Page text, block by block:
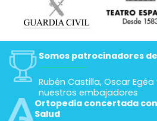
Somos patrocinadores
Rubén Castilla, Oscar
nuestros embajadores
Ortopedia concertada
Salud